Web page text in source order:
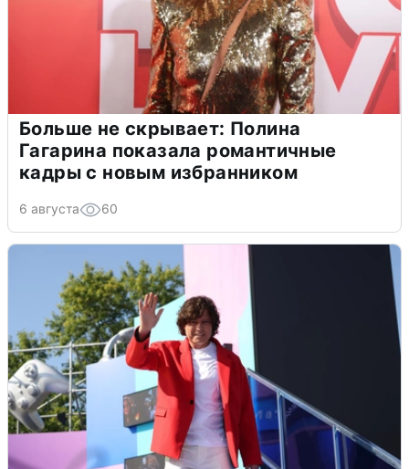
Больше не скрывает: Полина
Гагарина показала романтичные
кадры с новым избранником
6 августа 60